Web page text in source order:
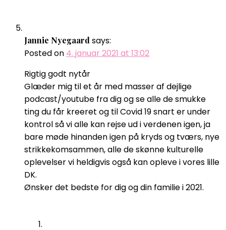
Jannie Nyegaardsays:
Posted on 4. januar 2021 at 13:02
Rigtig godt nytår
Glæder mig til et år med masser af dejlige
podcast/youtube fra dig og se alle de smukke
ting du får kreeret og til Covid 19 snart er under
kontrol så vi alle kan rejse ud i verdenen igen, ja
bare møde hinanden igen på kryds og tværs, nye
strikkekomsammen, alle de skønne kulturelle
oplevelser vi heldigvis også kan opleve i vores lille
DK.
Ønsker det bedste for dig og din familie i 2021.